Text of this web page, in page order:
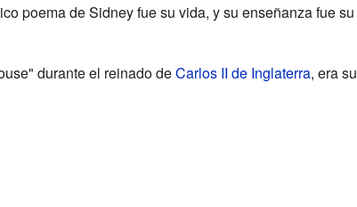
poema de Sidney fue su vida, y su enseñanza fue su
durante el reinado deCarlos II de Inglaterra, era su